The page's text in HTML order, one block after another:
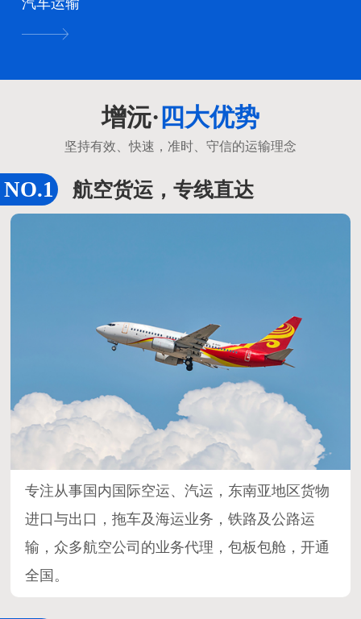
增沅· 四大优势
坚持有效、快速，准时、守信的运输理念
航空货运，专线直达
专注从事国内国际空运、汽运，东南亚地区货物
进口与出口，拖车及海运业务，铁路及公路运
输，众多航空公司的业务代理，包板包舱，开通
全国。